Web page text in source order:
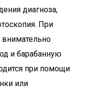
диагноза,
При
и барабанную
при помощи
или